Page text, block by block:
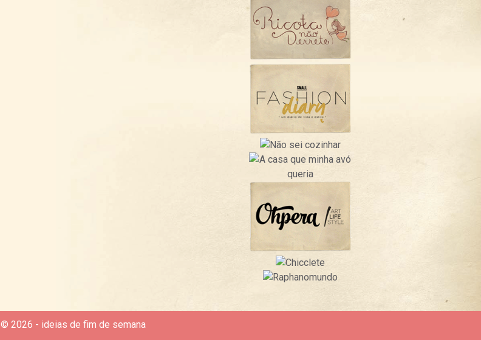
© 2026 - ideias de fim de semana